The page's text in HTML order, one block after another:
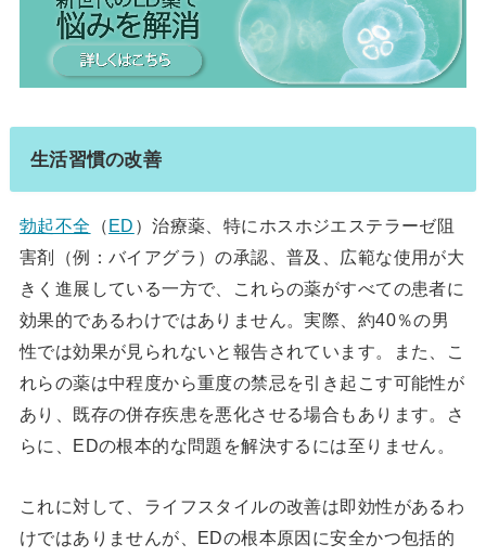
生活習慣の改善
勃起不全 （ ED ）治療薬、特にホスホジエステラーゼ阻
害剤（例：バイアグラ）の承認、普及、広範な使用が大
きく進展している一方で、これらの薬がすべての患者に
効果的であるわけではありません。実際、約40％の男
性では効果が見られないと報告されています。また、こ
れらの薬は中程度から重度の禁忌を引き起こす可能性が
あり、既存の併存疾患を悪化させる場合もあります。さ
らに、EDの根本的な問題を解決するには至りません。
これに対して、ライフスタイルの改善は即効性があるわ
けではありませんが、EDの根本原因に安全かつ包括的